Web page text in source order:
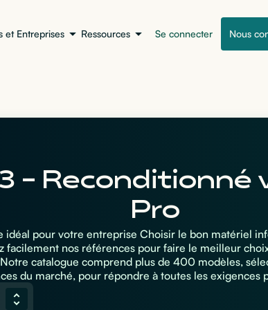
et Entreprises Ressources Se connecter Nous
- Reconditionné
Pro
idéal pour votre entreprise Choisir le bon matériel
facilement nos références pour faire le meilleur
catalogue comprend plus de 400 modèles,
du marché, pour répondre à toutes les exigences